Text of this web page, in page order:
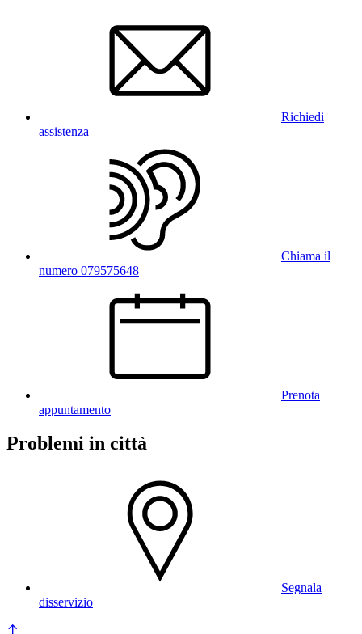
Richiedi
assistenza
Chiama il
numero 079575648
Prenota
appuntamento
Problemi in città
Segnala
disservizio